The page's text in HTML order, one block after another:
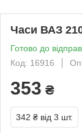
Часи ВАЗ
Готово до
Код: 16916
353 ₴
342 ₴ від 3 шт.